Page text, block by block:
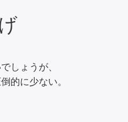
しょうが、
的に少ない。